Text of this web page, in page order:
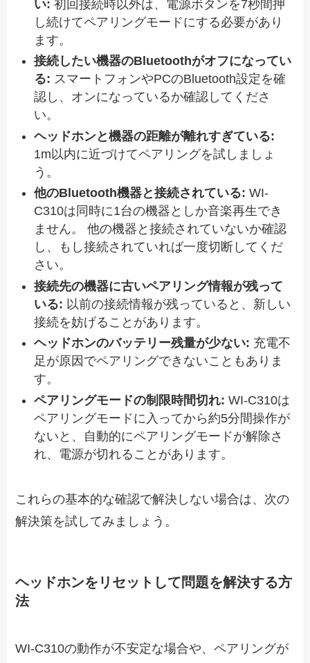
い: 初回接続時以外は、電源ボタンを7秒間押
し続けてペアリングモードにする必要があり
ます。
接続したい機器のBluetoothがオフになってい
る: スマートフォンやPCのBluetooth設定を確
認し、オンになっているか確認してくださ
い。
ヘッドホンと機器の距離が離れすぎている:
1m以内に近づけてペアリングを試しましょ
う。
他のBluetooth機器と接続されている: WI-
C310は同時に1台の機器としか音楽再生でき
ません。 他の機器と接続されていないか確認
し、もし接続されていれば一度切断してくだ
さい。
接続先の機器に古いペアリング情報が残って
いる: 以前の接続情報が残っていると、新しい
接続を妨げることがあります。
ヘッドホンのバッテリー残量が少ない: 充電不
足が原因でペアリングできないこともありま
す。
ペアリングモードの制限時間切れ: WI-C310は
ペアリングモードに入ってから約5分間操作が
ないと、自動的にペアリングモードが解除さ
れ、電源が切れることがあります。
これらの基本的な確認で解決しない場合は、次の
解決策を試してみましょう。
ヘッドホンをリセットして問題を解決する方
法
WI-C310の動作が不安定な場合や、ペアリングが